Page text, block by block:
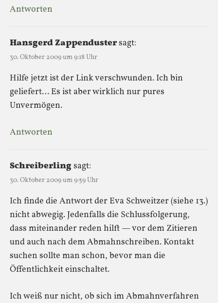
Antworten
Hansgerd Zappendustersagt:
30. Oktober 2009 um 9:18 Uhr
Hilfe jetzt ist der Link verschwunden. Ich bin
geliefert… Es ist aber wirklich nur pures
Unvermögen.
Antworten
Schreiberlingsagt:
30. Oktober 2009 um 9:59 Uhr
Ich finde die Antwort der Eva Schweitzer (siehe 13.)
nicht abwegig. Jedenfalls die Schlussfolgerung,
dass miteinander reden hilft — vor dem Zitieren
und auch nach dem Abmahnschreiben. Kontakt
suchen sollte man schon, bevor man die
Öffentlichkeit einschaltet.
Ich weiß nur nicht, ob sich im Abmahnverfahren